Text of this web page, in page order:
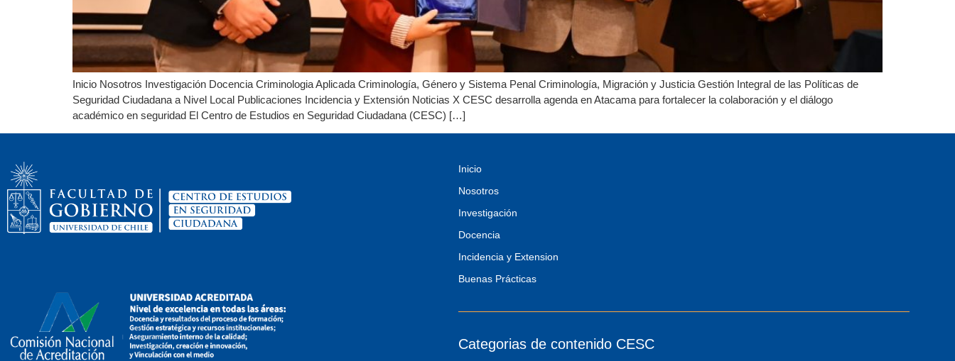
Inicio Nosotros Investigación Docencia Criminologia Aplicada Criminología, Género y Sistema Penal Criminología, Migración y Justicia Gestión Integral de las Políticas de
Seguridad Ciudadana a Nivel Local Publicaciones Incidencia y Extensión Noticias X CESC desarrolla agenda en Atacama para fortalecer la colaboración y el diálogo
académico en seguridad El Centro de Estudios en Seguridad Ciudadana (CESC) […]
Inicio
Nosotros
Investigación
Docencia
Incidencia y Extension
Buenas Prácticas
Categorias de contenido CESC